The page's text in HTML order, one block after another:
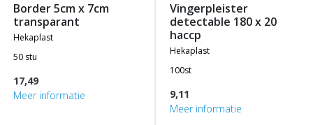
border 5cm x 7cm
transparant
hekaplast
50 stu
17,49
Meer informatie
vingerpleister
detectable 180 x 20
haccp
hekaplast
100st
9,11
Meer informatie